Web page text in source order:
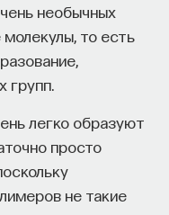
необычных
то есть
групп.
легко образуют
просто
не такие
60%слушателей
при этом32%
тремя ключевыми
изучая
и в геномах
животных,
представлены